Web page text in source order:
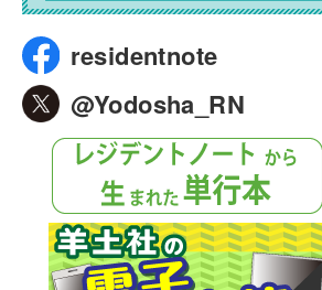
residentnote
@Yodosha_RN